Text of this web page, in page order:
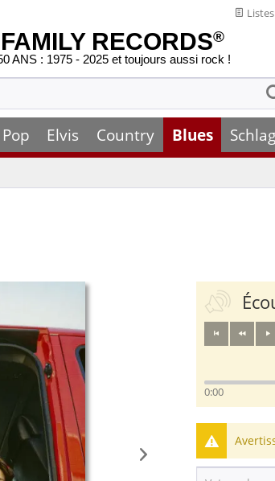
RECORDS®
ANS : 1975 - 2025 et toujours aussi rock !
Elvis Country Blues
0:00